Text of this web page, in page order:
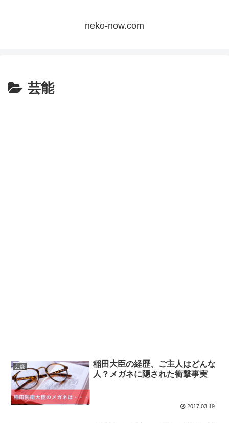
neko-now.com
芸能
芸能
稲田大臣の経歴、ご主人はどんな
人？メガネに隠された衝撃事実
2017.03.19